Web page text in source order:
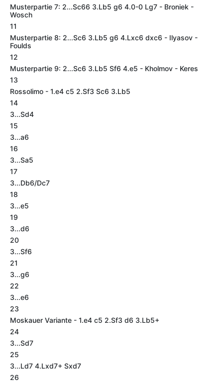
Musterpartie 7: 2...Sc66 3.Lb5 g6 4.0-0 Lg7 - Broniek -
Wosch
11
Musterpartie 8: 2...Sc6 3.Lb5 g6 4.Lxc6 dxc6 - Ilyasov -
Foulds
12
Musterpartie 9: 2...Sc6 3.Lb5 Sf6 4.e5 - Kholmov - Keres
13
Rossolimo - 1.e4 c5 2.Sf3 Sc6 3.Lb5
14
3...Sd4
15
3...a6
16
3...Sa5
17
3...Db6/Dc7
18
3...e5
19
3...d6
20
3...Sf6
21
3...g6
22
3...e6
23
Moskauer Variante - 1.e4 c5 2.Sf3 d6 3.Lb5+
24
3...Sd7
25
3...Ld7 4.Lxd7+ Sxd7
26